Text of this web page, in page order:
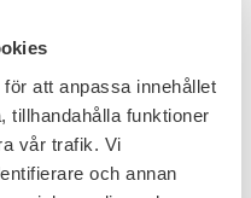
att anpassa innehållet
tillhandahålla funktioner
vår trafik. Vi
och annan
FAVORIT